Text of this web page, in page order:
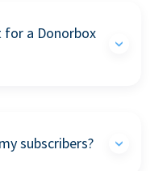
a Donorbox
subscribers?